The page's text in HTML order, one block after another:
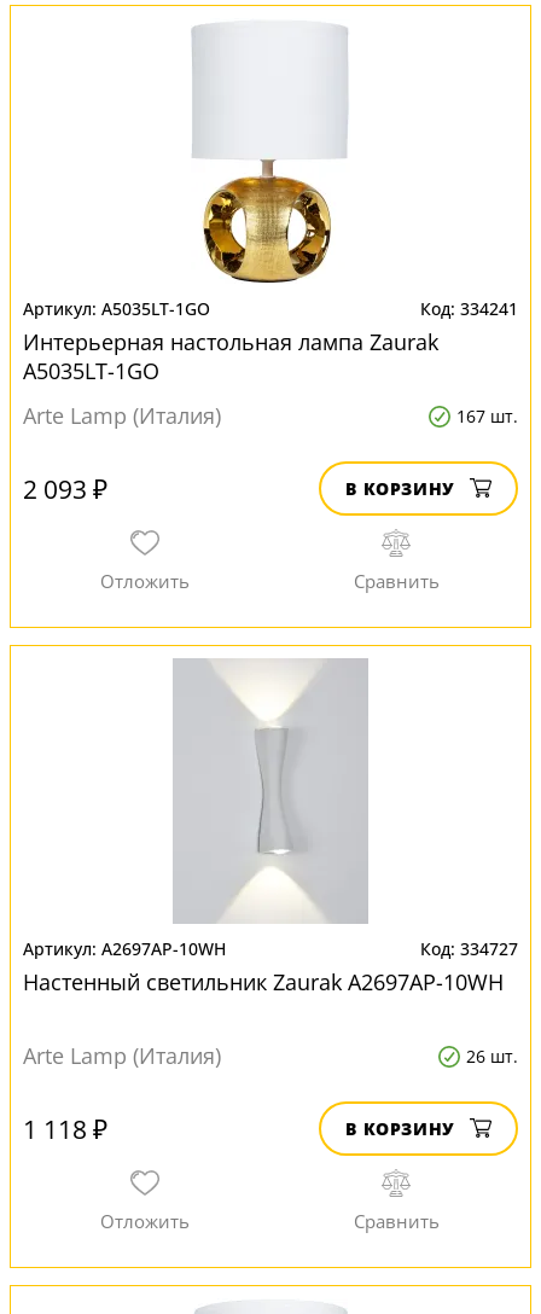
A5035LT-1GO 334241
Интерьерная настольная лампа Zaurak
A5035LT-1GO
Arte Lamp (Италия)
167 шт.
2 093 ₽ В КОРЗИНУ
A2697AP-10WH 334727
Настенный светильник Zaurak A2697AP-10WH
Arte Lamp (Италия) 26 шт.
1 118 ₽ В КОРЗИНУ